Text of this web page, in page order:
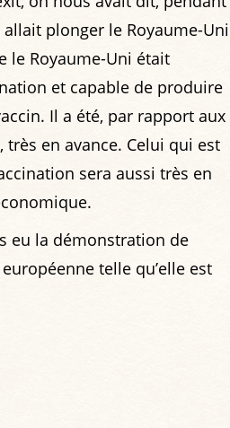
plonger le Royaume-Uni
le Royaume-Uni était
et capable de produire
Il a été, par rapport aux
en avance. Celui qui est
sera aussi très en
eu la démonstration de
telle qu’elle est